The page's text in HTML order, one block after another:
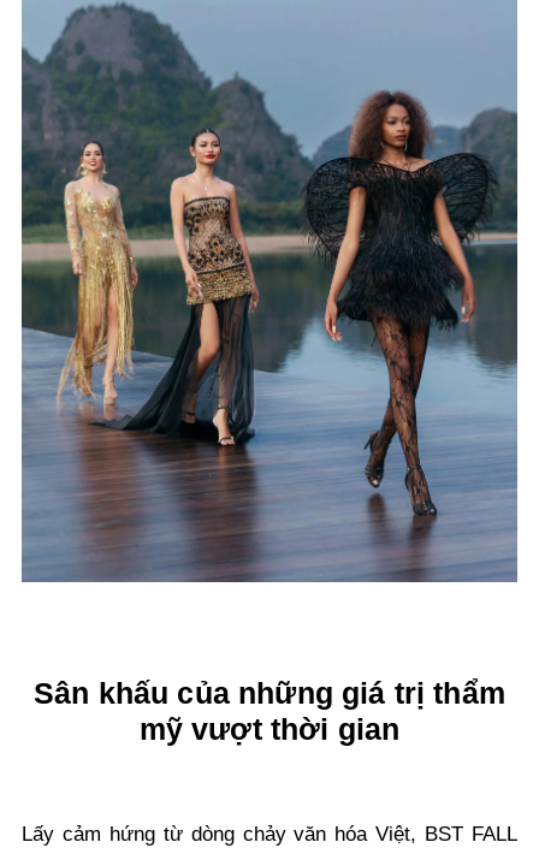
Sân khấu của những giá trị thẩm
mỹ vượt thời gian
Lấy cảm hứng từ dòng chảy văn hóa Việt, BST FALL